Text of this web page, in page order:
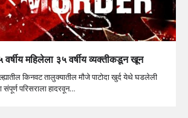
महिलेला ३५ वर्षीय व्यक्तीकडून खून
किनवट तालुक्यातील मौजे पाटोदा खुर्द येथे घडलेली
परिसराला हादरवून…